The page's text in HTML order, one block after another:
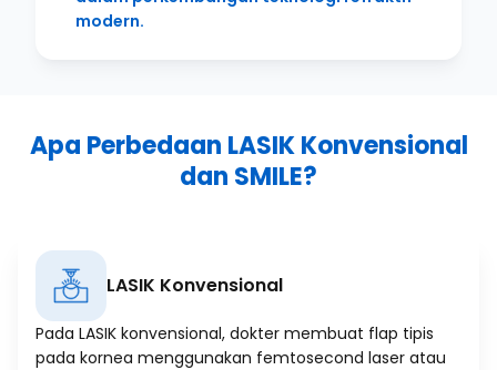
modern.
Apa Perbedaan LASIK Konvensional
dan SMILE?
LASIK Konvensional
Pada LASIK konvensional, dokter membuat flap tipis
pada kornea menggunakan femtosecond laser atau